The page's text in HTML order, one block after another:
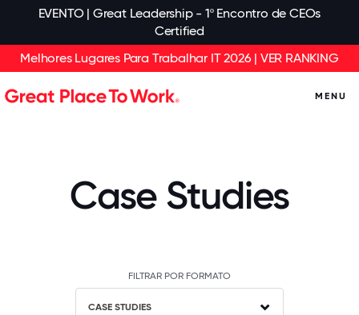
EVENTO | Great Leadership - 1º Encontro de CEOs
Certified
Melhores Lugares Para Trabalhar IT 2026 | VER RANKING
MENU
Case Studies
FILTRAR POR FORMATO
CASE STUDIES